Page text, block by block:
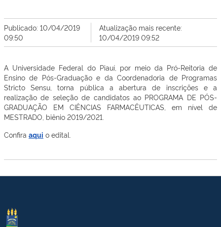
Publicado: 10/04/2019
09:50
Atualização mais recente:
10/04/2019 09:52
A Universidade Federal do Piauí, por meio da Pró-Reitoria de
Ensino de Pós-Graduação e da Coordenadoria de Programas
Stricto Sensu, torna pública a abertura de inscrições e a
realização de seleção de candidatos ao PROGRAMA DE PÓS-
GRADUAÇÃO EM CIÊNCIAS FARMACÊUTICAS, em nível de
MESTRADO, biênio 2019/2021.
Confira aqui o edital.